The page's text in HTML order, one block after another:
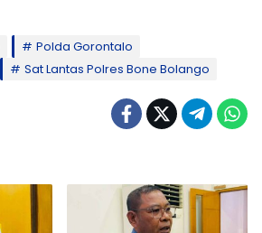
Polda Gorontalo
Sat Lantas Polres Bone Bolango